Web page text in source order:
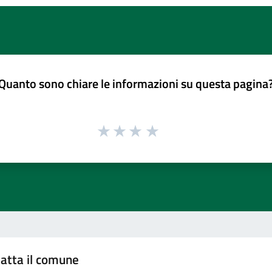
sono chiare le informazioni su questa
il comune